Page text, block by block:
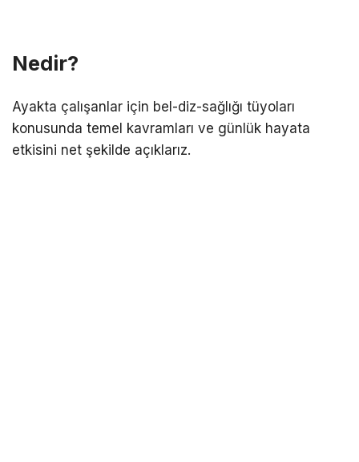
Nedir?
Ayakta çalışanlar için bel-diz-sağlığı tüyoları
konusunda temel kavramları ve günlük hayata
etkisini net şekilde açıklarız.